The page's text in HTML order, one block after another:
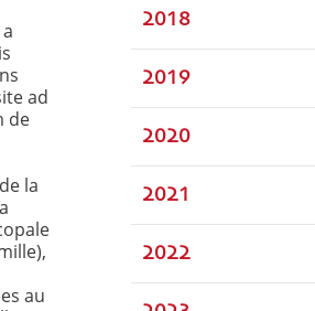
ad
de
la
au
2018
2019
2020
2021
2022